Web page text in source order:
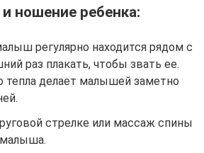
ношение ребенка:
регулярно находится рядом с
раз плакать, чтобы звать ее.
тепла делает малышей заметно
стрелке или массаж спины
малыша.